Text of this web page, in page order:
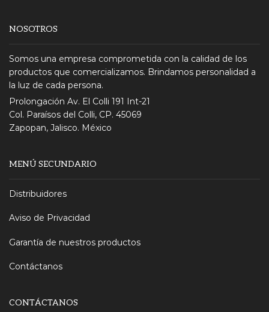
NOSOTROS
Somos una empresa comprometida con la calidad de los
productos que comercializamos. Brindamos personalidad a
la luz de cada persona.
Prolongación Av. El Colli 191 Int-21
Col. Paraísos del Colli, CP. 45069
Zapopan, Jalisco. México
MENÚ SECUNDARIO
Distribuidores
Aviso de Privacidad
Garantía de nuestros productos
Contáctanos
CONTÁCTANOS